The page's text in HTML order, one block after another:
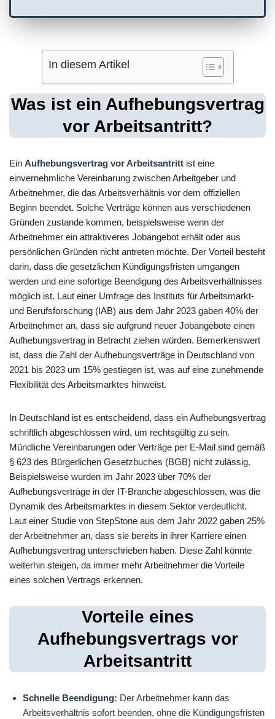
In diesem Artikel
Was ist ein Aufhebungsvertrag
vor Arbeitsantritt?
Ein Aufhebungsvertrag vor Arbeitsantritt ist eine
einvernehmliche Vereinbarung zwischen Arbeitgeber und
Arbeitnehmer, die das Arbeitsverhältnis vor dem offiziellen
Beginn beendet. Solche Verträge können aus verschiedenen
Gründen zustande kommen, beispielsweise wenn der
Arbeitnehmer ein attraktiveres Jobangebot erhält oder aus
persönlichen Gründen nicht antreten möchte. Der Vorteil besteht
darin, dass die gesetzlichen Kündigungsfristen umgangen
werden und eine sofortige Beendigung des Arbeitsverhältnisses
möglich ist. Laut einer Umfrage des Instituts für Arbeitsmarkt-
und Berufsforschung (IAB) aus dem Jahr 2023 gaben 40% der
Arbeitnehmer an, dass sie aufgrund neuer Jobangebote einen
Aufhebungsvertrag in Betracht ziehen würden. Bemerkenswert
ist, dass die Zahl der Aufhebungsverträge in Deutschland von
2021 bis 2023 um 15% gestiegen ist, was auf eine zunehmende
Flexibilität des Arbeitsmarktes hinweist.
In Deutschland ist es entscheidend, dass ein Aufhebungsvertrag
schriftlich abgeschlossen wird, um rechtsgültig zu sein.
Mündliche Vereinbarungen oder Verträge per E-Mail sind gemäß
§ 623 des Bürgerlichen Gesetzbuches (BGB) nicht zulässig.
Beispielsweise wurden im Jahr 2023 über 70% der
Aufhebungsverträge in der IT-Branche abgeschlossen, was die
Dynamik des Arbeitsmarktes in diesem Sektor verdeutlicht.
Laut einer Studie von StepStone aus dem Jahr 2022 gaben 25%
der Arbeitnehmer an, dass sie bereits in ihrer Karriere einen
Aufhebungsvertrag unterschrieben haben. Diese Zahl könnte
weiterhin steigen, da immer mehr Arbeitnehmer die Vorteile
eines solchen Vertrags erkennen.
Vorteile eines
Aufhebungsvertrags vor
Arbeitsantritt
Schnelle Beendigung: Der Arbeitnehmer kann das
Arbeitsverhältnis sofort beenden, ohne die Kündigungsfristen